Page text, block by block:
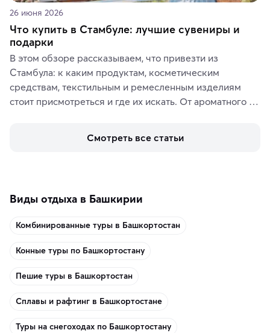
26 июня 2026
Что купить в Стамбуле: лучшие сувениры и
подарки
В этом обзоре рассказываем, что привезти из
Стамбула: к каким продуктам, косметическим
средствам, текстильным и ремесленным изделиям
стоит присмотреться и где их искать. От ароматного
аутентичных лавках — в подарок близким или себе на
Смотреть все статьи
Виды отдыха в Башкирии
Комбинированные туры в Башкортостан
Конные туры по Башкортостану
Пешие туры в Башкортостан
Сплавы и рафтинг в Башкортостане
Туры на снегоходах по Башкортостану